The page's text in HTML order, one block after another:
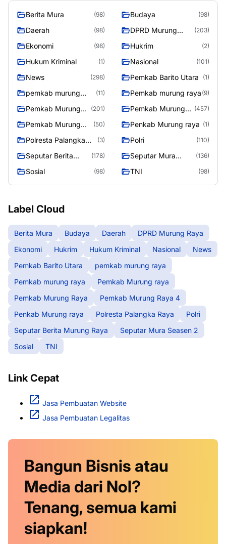
Berita Mura (98) Budaya (98)
Daerah (98)
DPRD Murung
(203)
Ekonomi (98) Hukrim (2)
Hukum Kriminal (1) Nasional (101)
News (298) Pemkab Barito Utara (1)
pemkab murung
(11) Pemkab murung raya (9)
Pemkab Murung
(201)
Pemkab Murung
(457)
Pemkab Murung
(50) Penkab Murung raya (1)
Polresta Palangka
(3) Polri (110)
Seputar Berita
(178)
Seputar Mura
(136)
Sosial (98) TNI (98)
Label Cloud
Berita Mura Budaya Daerah
DPRD Murung Raya
Ekonomi
Hukrim Hukum Kriminal Nasional
News
Pemkab Barito Utara
pemkab murung raya
Pemkab murung raya
Pemkab Murung raya
Pemkab Murung Raya
Pemkab Murung Raya 4
Penkab Murung raya
Polresta Palangka Raya
Polri
Seputar Berita Murung Raya
Seputar Mura Seasen 2
Sosial
TNI
Link Cepat
Jasa Pembuatan Website
Jasa Pembuatan Legalitas
Bangun Bisnis atau
Media dari Nol?
Tenang, semua kami
siapkan!